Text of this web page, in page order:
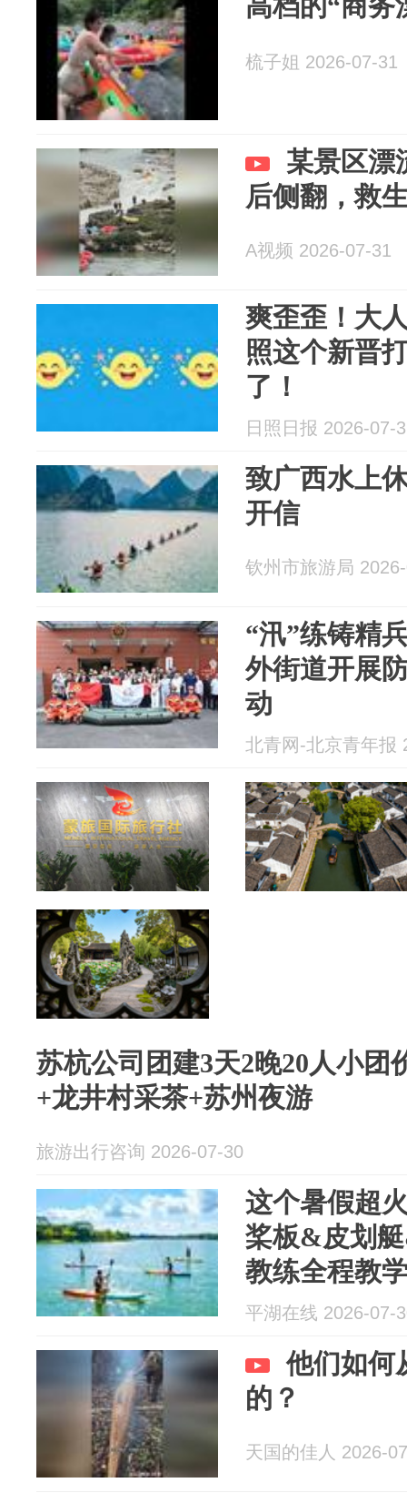
梳子姐 2026-07-31
某景区漂
后侧翻，救
A视频 2026-07-31
爽歪歪！大
照这个新晋
了！
日照日报 2026-07-
致广西水上
开信
钦州市旅游局
“汛”练铸精
外街道开展
动
北青网-北京青年报
苏杭公司团建3天2晚20人小团
+龙井村采茶+苏州夜游
旅游出行咨询 2026-07-30
这个暑假超
桨板&皮划
教练全程教
名！
平湖在线 2026-07-
他们如何
的？
天国的佳人 2026-